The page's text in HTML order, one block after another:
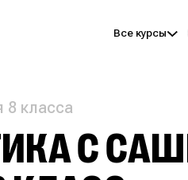
Все курсы
8 класса
С